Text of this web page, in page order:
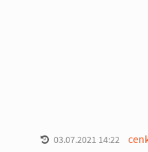
03.07.2021 14:22